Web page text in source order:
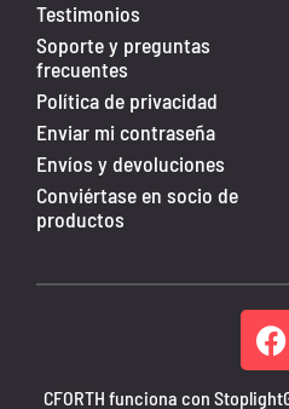
Testimonios
Soporte y preguntas
frecuentes
Política de privacidad
Enviar mi contraseña
Envíos y devoluciones
Conviértase en socio de
productos
CFORTH funciona con